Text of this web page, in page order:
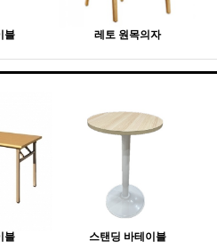
블 레토 원목의자
블 스탠딩 바테이블